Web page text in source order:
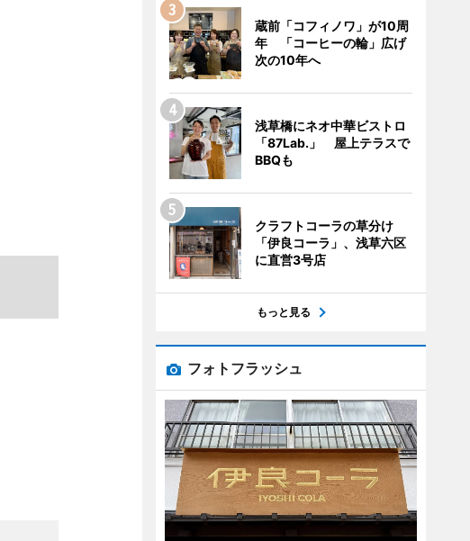
蔵前「コフィノワ」が10周
年 「コーヒーの輪」広げ
次の10年へ
浅草橋にネオ中華ビストロ
「87Lab.」 屋上テラスで
BBQも
クラフトコーラの草分け
「伊良コーラ」、浅草六区
に直営3号店
もっと見る
フォトフラッシュ